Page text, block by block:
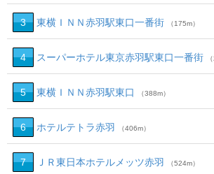
3 東横ＩＮＮ赤羽駅東口一番街 （175m）
4 スーパーホテル東京赤羽駅東口一番街
5 東横ＩＮＮ赤羽駅東口 （388m）
6 ホテルテトラ赤羽 （406m）
7 ＪＲ東日本ホテルメッツ赤羽 （524m）